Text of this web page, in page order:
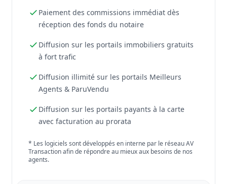
Paiement des commissions immédiat dès
réception des fonds du notaire
Diffusion sur les portails immobiliers gratuits
à fort trafic
Diffusion illimité sur les portails Meilleurs
Agents & ParuVendu
Diffusion sur les portails payants à la carte
avec facturation au prorata
* Les logiciels sont développés en interne par le réseau AV
Transaction afin de répondre au mieux aux besoins de nos
agents.